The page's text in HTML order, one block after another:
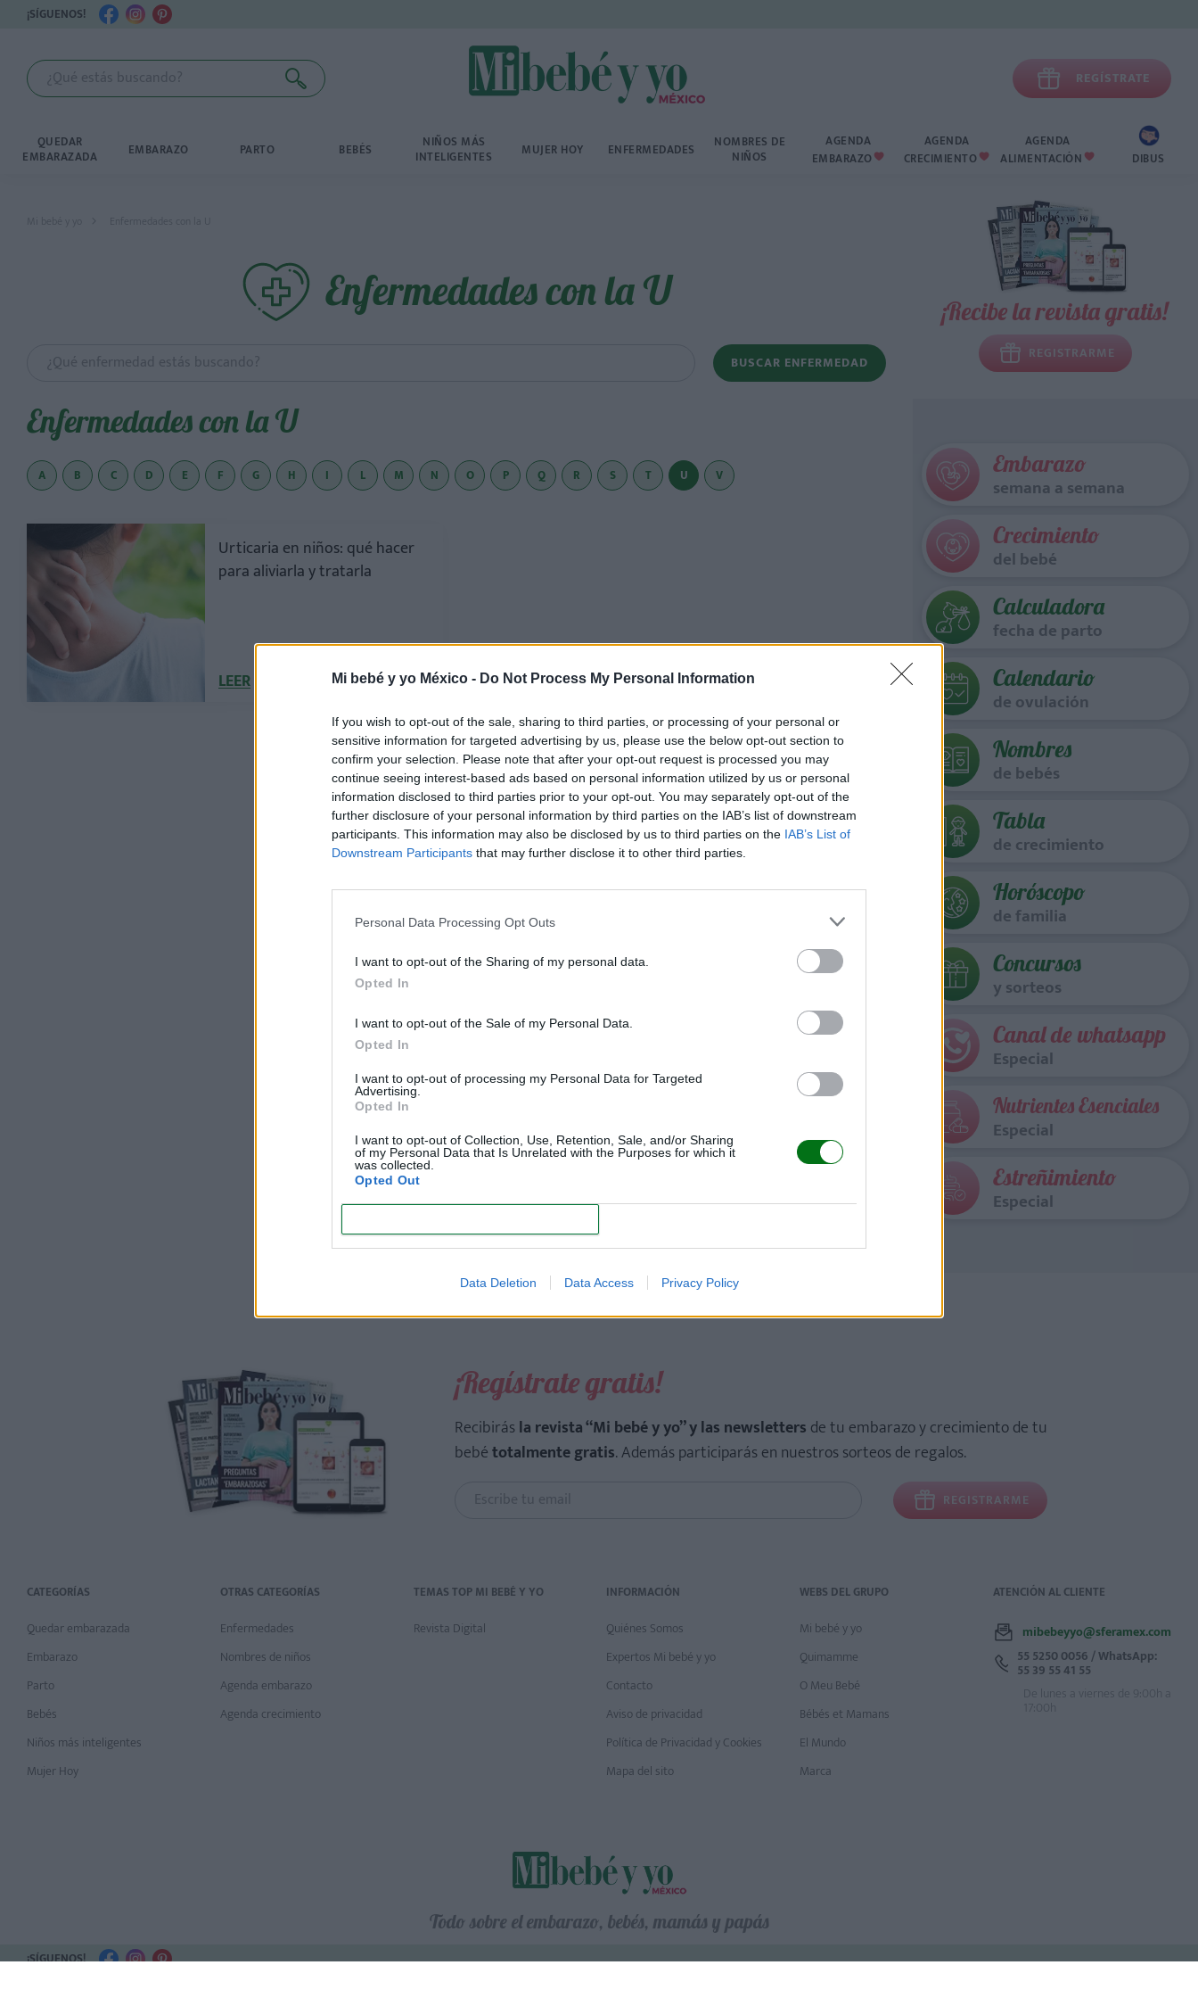
Mi bebé y yo México - Do Not Process My Personal Information
If you wish to opt-out of the sale, sharing to third parties, or processing of your personal or
sensitive information for targeted advertising by us, please use the below opt-out section to
confirm your selection. Please note that after your opt-out request is processed you may
continue seeing interest-based ads based on personal information utilized by us or personal
information disclosed to third parties prior to your opt-out. You may separately opt-out of the
further disclosure of your personal information by third parties on the IAB’s list of downstream
participants. This information may also be disclosed by us to third parties on the IAB’s List of
Downstream Participants that may further disclose it to other third parties.
Personal Data Processing Opt Outs
I want to opt-out of the Sharing of my personal data.
Opted In
I want to opt-out of the Sale of my Personal Data.
Opted In
I want to opt-out of processing my Personal Data for Targeted
Advertising.
Opted In
I want to opt-out of Collection, Use, Retention, Sale, and/or Sharing
of my Personal Data that Is Unrelated with the Purposes for which it
was collected.
Opted Out
Data Deletion Data Access Privacy Policy
¡SÍGUENOS!
 REGÍSTRATE
QUEDAR
EMBARAZADA EMBARAZO PARTO BEBÉS NIÑOS MÁS
INTELIGENTES MUJER HOY ENFERMEDADES NOMBRES DE
NIÑOS
AGENDA
EMBARAZO 
AGENDA
CRECIMIENTO 
AGENDA
ALIMENTACIÓN  DIBUS
Mi bebé y yo Enfermedades con la U
Enfermedades con la U
BUSCAR ENFERMEDAD
Enfermedades con la U
A B C D E F G H I L M N O P Q R S T U V
Urticaria en niños: qué hacer
para aliviarla y tratarla
LEER
¡Recibe la revista gratis!
REGISTRARME
Embarazo
semana a semana
Crecimiento
del bebé
Calculadora
fecha de parto
Calendario
de ovulación
Nombres
de bebés
Tabla
de crecimiento
Horóscopo
de familia
Concursos
y sorteos
Canal de whatsapp
Especial
Nutrientes Esenciales
Especial
Estreñimiento
Especial
¡Regístrate gratis!
Recibirásla revista “Mi bebé y yo” y las newsletters de tu embarazo y crecimiento de tu
bebétotalmente gratis. Además participarás en nuestros sorteos de regalos.
REGISTRARME
CATEGORÍAS
Quedar embarazada
Embarazo
Parto
Bebés
Niños más inteligentes
Mujer Hoy
OTRAS CATEGORÍAS
Enfermedades
Nombres de niños
Agenda embarazo
Agenda crecimiento
TEMAS TOP MI BEBÉ Y YO
Revista Digital
INFORMACIÓN
Quiénes Somos
Expertos Mi bebé y yo
Contacto
Aviso de privacidad
Política de Privacidad y Cookies
Mapa del sito
WEBS DEL GRUPO
Mi bebé y yo
Quimamme
O Meu Bebé
Bébés et Mamans
El Mundo
Marca
ATENCIÓN AL CLIENTE
mibebeyyo@sferamex.com
55 5250 0056 / WhatsApp:
55 39 55 41 55
De lunes a viernes de 9:00h a
17:00h
Todo sobre el embarazo, bebés, mamás y papás
¡SÍGUENOS!